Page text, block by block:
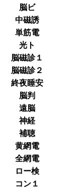
脳ビ
中磁誘
単筋電
光ト
脳磁診１
脳磁診２
終夜睡安
脳判
遠脳
神経
補聴
黄網電
全網電
ロー検
コン１